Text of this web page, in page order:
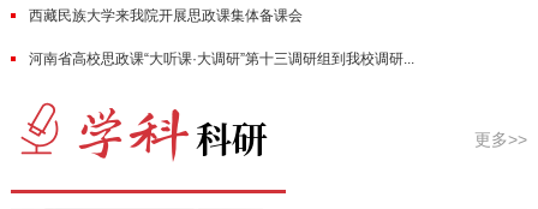
西藏民族大学来我院开展思政课集体备课会
河南省高校思政课“大听课·大调研”第十三调研组到我校调研...
更多>>